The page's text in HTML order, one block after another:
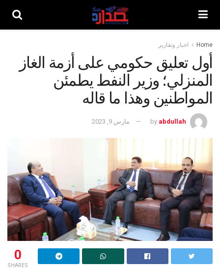
Home اخبار وتقارير
أول تعليق حكومي على أزمة الغاز
المنزلي؛ وزير النفط يطمئن
المواطنين وهذا ما قاله
by abdullah مارس 9, 2023
0
SHARES